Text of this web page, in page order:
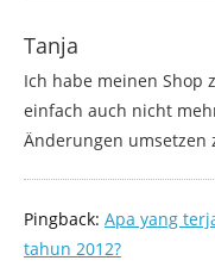
Tanja
Ich habe meinen Shop
einfach auch nicht
Änderungen umsetzen
Pingback: Apa yang
tahun 2012?